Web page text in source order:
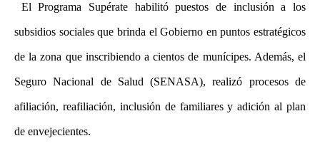
El Programa Supérate habilitó puestos de inclusión a los
subsidios sociales que brinda el Gobierno en puntos estratégicos
de la zona que inscribiendo a cientos de munícipes. Además, el
Seguro Nacional de Salud (SENASA), realizó procesos de
afiliación, reafiliación, inclusión de familiares y adición al plan
de envejecientes.